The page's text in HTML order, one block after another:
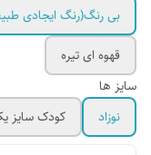
بی رنگ(رنگ ایجادی
قهوه ای تیره
سایز ها
نوزاد
کودک سایز